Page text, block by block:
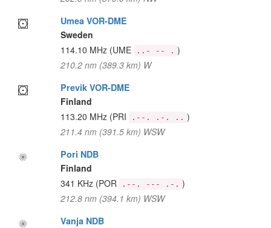
Umea VOR-DME
Sweden
114.10 MHz (UME ..- -- . )
210.2 nm (389.3 km) W
Previk VOR-DME
Finland
113.20 MHz (PRI .--. .-. .. )
211.4 nm (391.5 km) WSW
Pori NDB
Finland
341 KHz (POR .--. --- .-. )
212.8 nm (394.1 km) WSW
Vanja NDB